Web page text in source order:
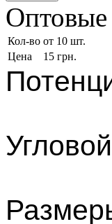
Оптовые
Кол-во от 10 шт.
Цена
15 грн.
Угловой